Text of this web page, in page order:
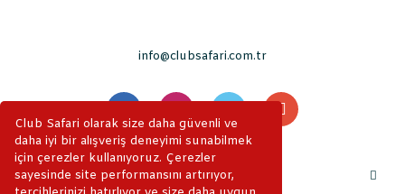
Club Safari olarak size daha güvenli ve
daha iyi bir alışveriş deneyimi sunabilmek
için çerezler kullanıyoruz. Çerezler
sayesinde site performansını artırıyor,
info@clubsafari.com.tr